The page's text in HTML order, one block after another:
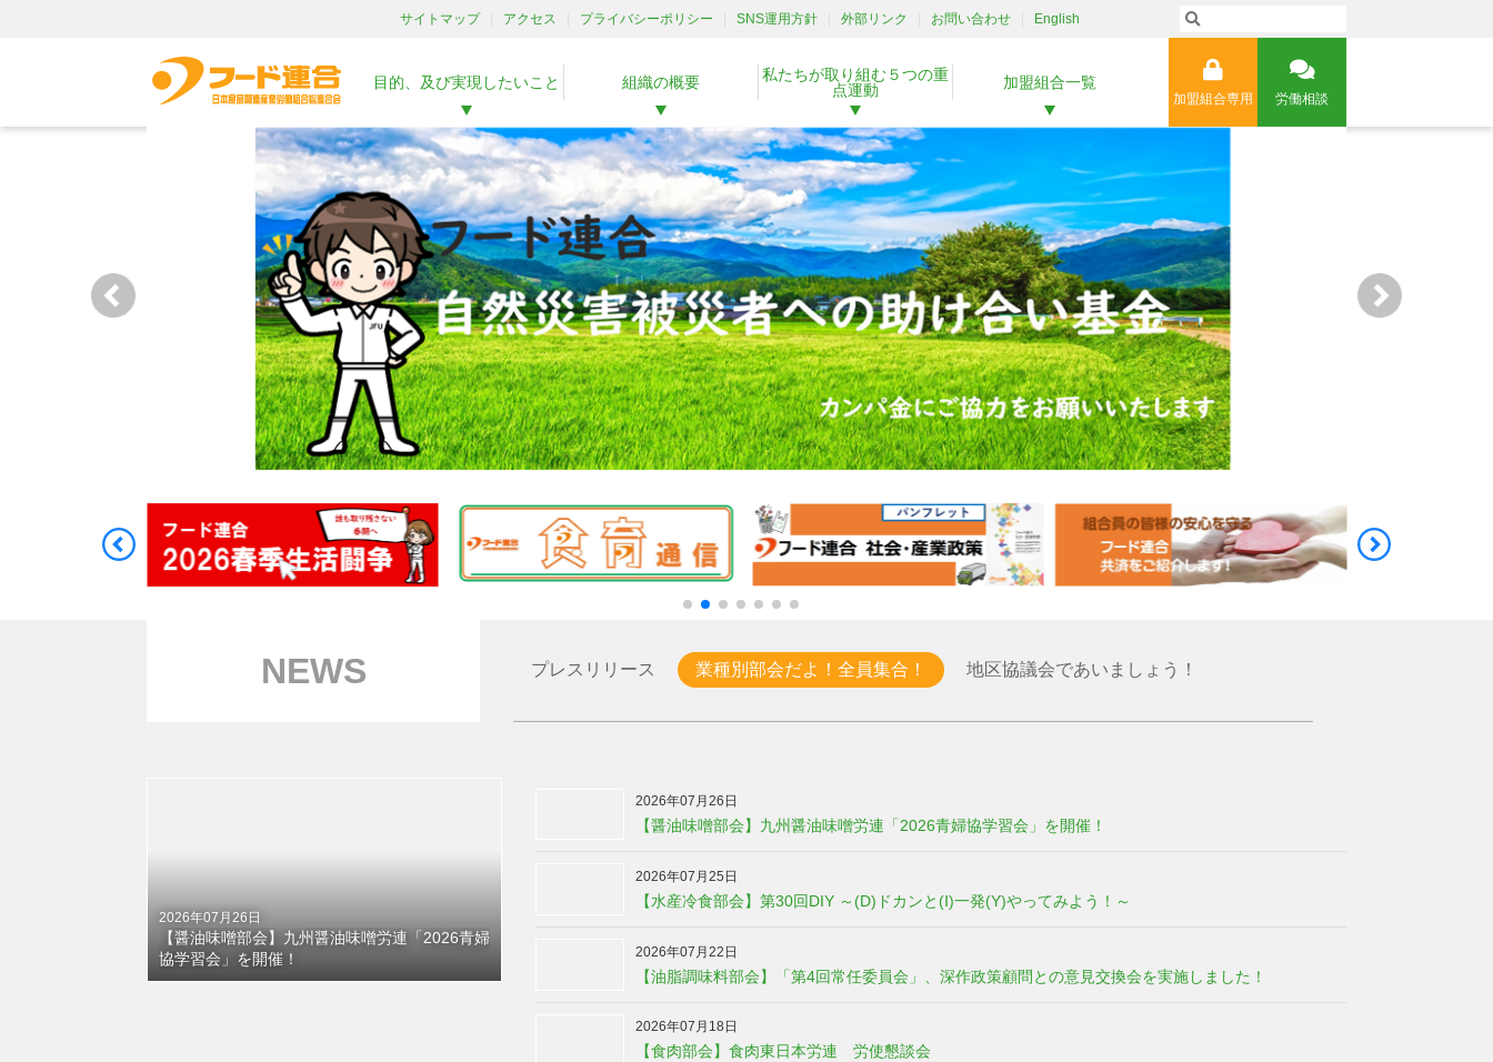
サイトマップ アクセス プライバシーポリシー SNS運用方針 外部リンク お問い合わせ English
目的、及び実現したいこと 組織の概要
私たちが取り組む５つの重
点運動
加盟組合一覧
加盟組合専用 労働相談
NEWS プレスリリース 業種別部会だよ！全員集合！ 地区協議会であいましょう！
2026年07月26日
【醤油味噌部会】九州醤油味噌労連「2026青婦
協学習会」を開催！
2026年07月26日
【醤油味噌部会】九州醤油味噌労連「2026青婦協学習会」を開催！
2026年07月25日
【水産冷食部会】第30回DIY ～(D)ドカンと(Ⅰ)一発(Y)やってみよう！～
2026年07月22日
【油脂調味料部会】「第4回常任委員会」、深作政策顧問との意見交換会を実施しました！
2026年07月18日
【食肉部会】食肉東日本労連 労使懇談会